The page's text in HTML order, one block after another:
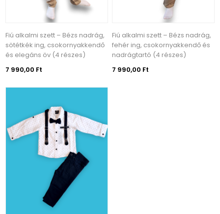
Fiú alkalmi szett – Bézs nadrág,
sötétkék ing, csokornyakkendő
és elegáns öv (4 részes)
7 990,00 Ft
Fiú alkalmi szett – Bézs nadrág,
fehér ing, csokornyakkendő és
nadrágtartó (4 részes)
7 990,00 Ft